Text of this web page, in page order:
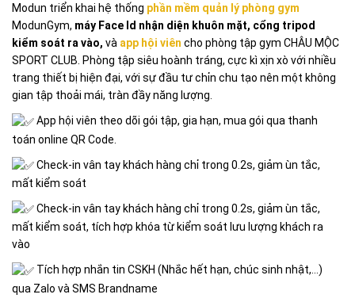
Modun triển khai hệ thống phần mềm quản lý phòng gym
ModunGym, máy Face Id nhận diện khuôn mặt, cổng tripod
kiểm soát ra vào, và app hội viên cho phòng tập gym CHÂU MỘC
SPORT CLUB. Phòng tập siêu hoành tráng, cực kì xịn xò với nhiều
trang thiết bị hiện đại, với sự đầu tư chỉn chu tạo nên một không
gian tập thoải mái, tràn đầy năng lượng.
App hội viên theo dõi gói tập, gia hạn, mua gói qua thanh
toán online QR Code.
Check-in vân tay khách hàng chỉ trong 0.2s, giảm ùn tắc,
mất kiểm soát
Check-in vân tay khách hàng chỉ trong 0.2s, giảm ùn tắc,
mất kiểm soát, tích hợp khóa từ kiểm soát lưu lượng khách ra
vào
Tích hợp nhắn tin CSKH (Nhắc hết hạn, chúc sinh nhật,…)
qua Zalo và SMS Brandname